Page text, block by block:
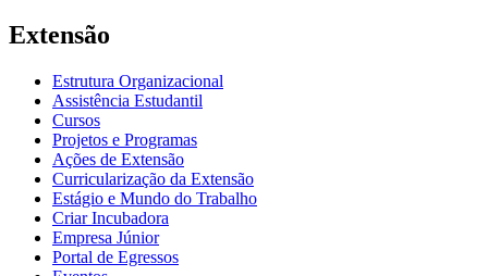
Extensão
Estrutura Organizacional
Assistência Estudantil
Cursos
Projetos e Programas
Ações de Extensão
Curricularização da Extensão
Estágio e Mundo do Trabalho
Criar Incubadora
Empresa Júnior
Portal de Egressos